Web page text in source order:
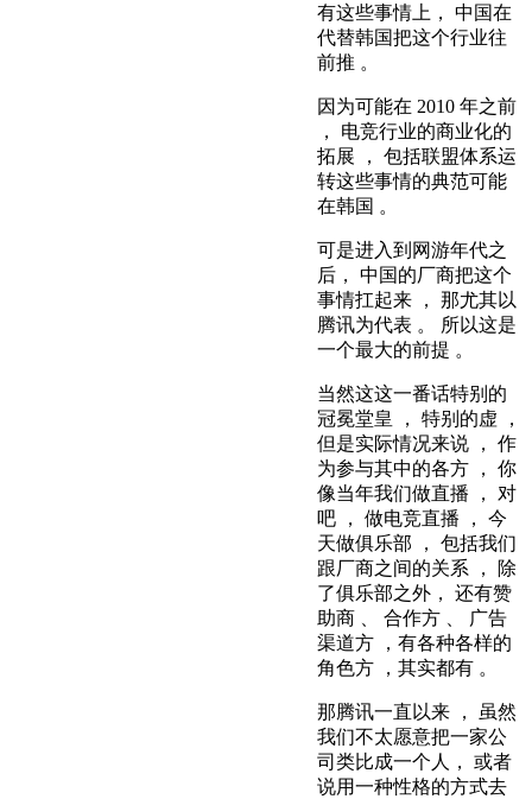
有这些事情上， 中国在
代替韩国把这个行业往
前推 。
因为可能在 2010 年之前
， 电竞行业的商业化的
拓展 ， 包括联盟体系运
转这些事情的典范可能
在韩国 。
可是进入到网游年代之
后， 中国的厂商把这个
事情扛起来 ， 那尤其以
腾讯为代表 。 所以这是
一个最大的前提 。
当然这这一番话特别的
冠冕堂皇 ， 特别的虚 ，
但是实际情况来说 ， 作
为参与其中的各方 ， 你
像当年我们做直播 ， 对
吧 ， 做电竞直播 ， 今
天做俱乐部 ， 包括我们
跟厂商之间的关系 ， 除
了俱乐部之外， 还有赞
助商 、 合作方 、 广告
渠道方 ，有各种各样的
角色方 ，其实都有 。
那腾讯一直以来 ， 虽然
我们不太愿意把一家公
司类比成一个人， 或者
说用一种性格的方式去